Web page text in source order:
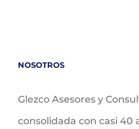
NOSOTROS
Glezco Asesores y
consolidada con casi 40